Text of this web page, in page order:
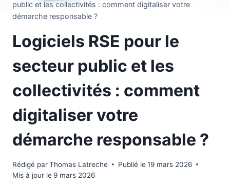
public et les collectivités : comment digitaliser votre
démarche responsable ?
Logiciels RSE pour le
secteur public et les
collectivités : comment
digitaliser votre
démarche responsable ?
Rédigé parThomas Latreche Publié le 19 mars 2026
Mis à jour le 9 mars 2026